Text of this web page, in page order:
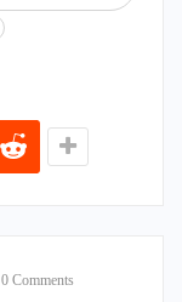
0 Comments